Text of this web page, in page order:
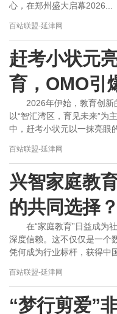
心，在郑州盛大启幕2026...
百站联盟-延津网
赶考小状元
育，OMO引
2026年伊始，教育创
以“智汇湾区，育见未来”为
中，赶考小状元以一抹亮眼
百站联盟-延津网
兴智家庭教
的共同选择？
在“家庭教育”日益成为
深度信赖。这不仅仅是一个
凭何成为行业标杆，获得中
百站联盟-延津网
“梦行剪爱”